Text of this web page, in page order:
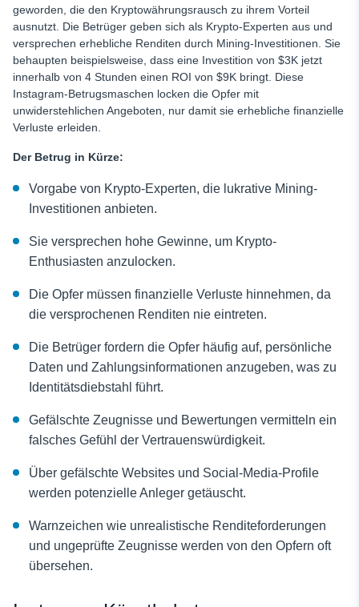
geworden, die den Kryptowährungsrausch zu ihrem Vorteil
ausnutzt. Die Betrüger geben sich als Krypto-Experten aus und
versprechen erhebliche Renditen durch Mining-Investitionen. Sie
behaupten beispielsweise, dass eine Investition von $3K jetzt
innerhalb von 4 Stunden einen ROI von $9K bringt. Diese
Instagram-Betrugsmaschen locken die Opfer mit
unwiderstehlichen Angeboten, nur damit sie erhebliche finanzielle
Verluste erleiden.
Der Betrug in Kürze:
Vorgabe von Krypto-Experten, die lukrative Mining-
Investitionen anbieten.
Sie versprechen hohe Gewinne, um Krypto-
Enthusiasten anzulocken.
Die Opfer müssen finanzielle Verluste hinnehmen, da
die versprochenen Renditen nie eintreten.
Die Betrüger fordern die Opfer häufig auf, persönliche
Daten und Zahlungsinformationen anzugeben, was zu
Identitätsdiebstahl führt.
Gefälschte Zeugnisse und Bewertungen vermitteln ein
falsches Gefühl der Vertrauenswürdigkeit.
Über gefälschte Websites und Social-Media-Profile
werden potenzielle Anleger getäuscht.
Warnzeichen wie unrealistische Renditeforderungen
und ungeprüfte Zeugnisse werden von den Opfern oft
übersehen.